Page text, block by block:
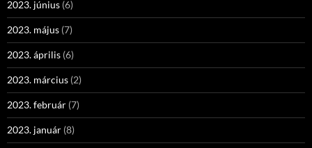
2023. június (6)
2023. május (7)
2023. április (6)
2023. március (2)
2023. február (7)
2023. január (8)